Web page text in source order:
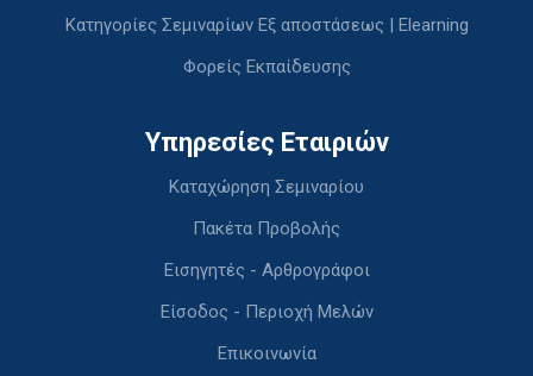
Κατηγορίες Σεμιναρίων Εξ αποστάσεως | Elearning
Φορείς Εκπαίδευσης
Υπηρεσίες Εταιριών
Καταχώρηση Σεμιναρίου
Πακέτα Προβολής
Εισηγητές - Αρθρογράφοι
Είσοδος - Περιοχή Μελών
Επικοινωνία